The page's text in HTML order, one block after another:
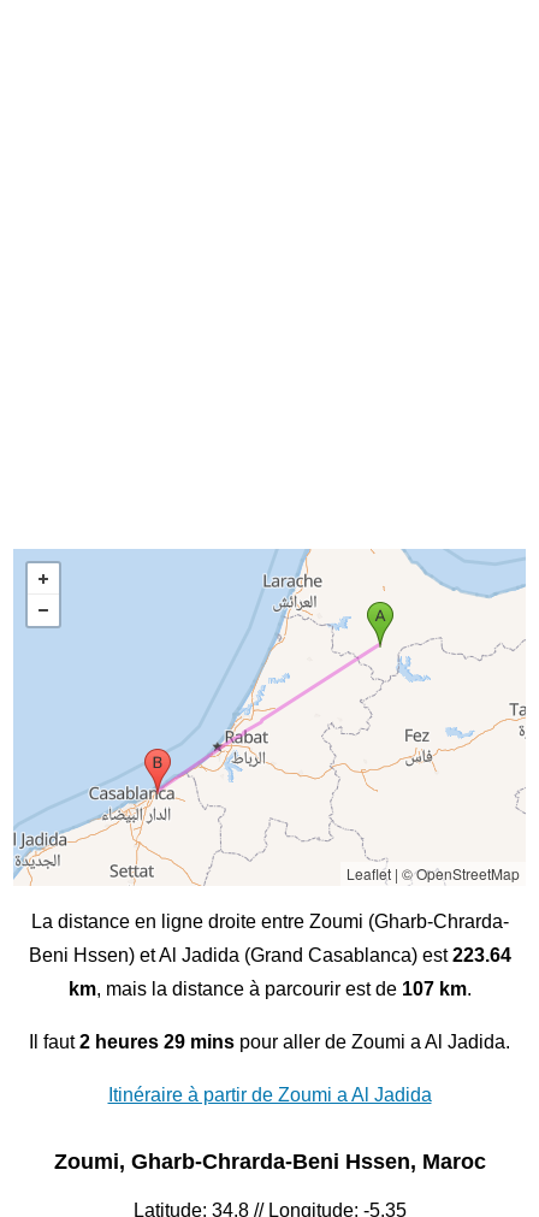
Leaflet| © OpenStreetMap
La distance en ligne droite entre Zoumi (Gharb-Chrarda-
Beni Hssen) et Al Jadida (Grand Casablanca) est223.64
km, mais la distance à parcourir est de 107 km.
Il faut2 heures 29 mins pour aller de Zoumi a Al Jadida.
Itinéraire à partir de Zoumi a Al Jadida
Zoumi, Gharb-Chrarda-Beni Hssen, Maroc
Latitude: 34.8 // Longitude: -5.35